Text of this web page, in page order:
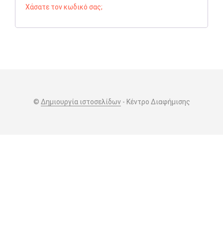
Χάσατε τον κωδικό σας;
© Δημιουργία ιστοσελίδων- Κέντρο Διαφήμισης